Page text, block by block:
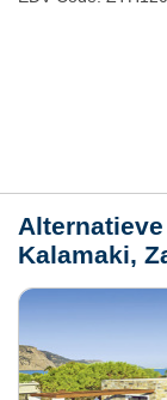
Kalamaki,